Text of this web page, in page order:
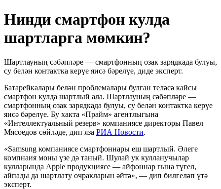
Нинди смартфон кулда
шартларга мөмкин?
Шартлауның сәбәпләре — смартфонның озак зарядкада булуы,
су белән контактка керүе яисә бәрелүе, диде эксперт.
Батарейкалары белән проблемалары булган теләсә кайсы
смартфон кулда шартлый ала. Шартлауның сәбәпләре —
смартфонның озак зарядкада булуы, су белән контактка керүе
яисә бәрелүе. Бу хакта «Прайм» агентлыгына
«Интеллектуальный резерв» компаниясе директоры Павел
Мясоедов сөйләде, дип яза РИА Новости.
«Samsung компаниясе смартфоннары еш шартлый. Әлеге
компнаия моны үзе дә таный. Шулай ук кулланучылар
кулларында Apple продукциясе — айфоннар гына түгел,
айпады да шартлату очракларын әйтә», — дип билгеләп үтә
эксперт.